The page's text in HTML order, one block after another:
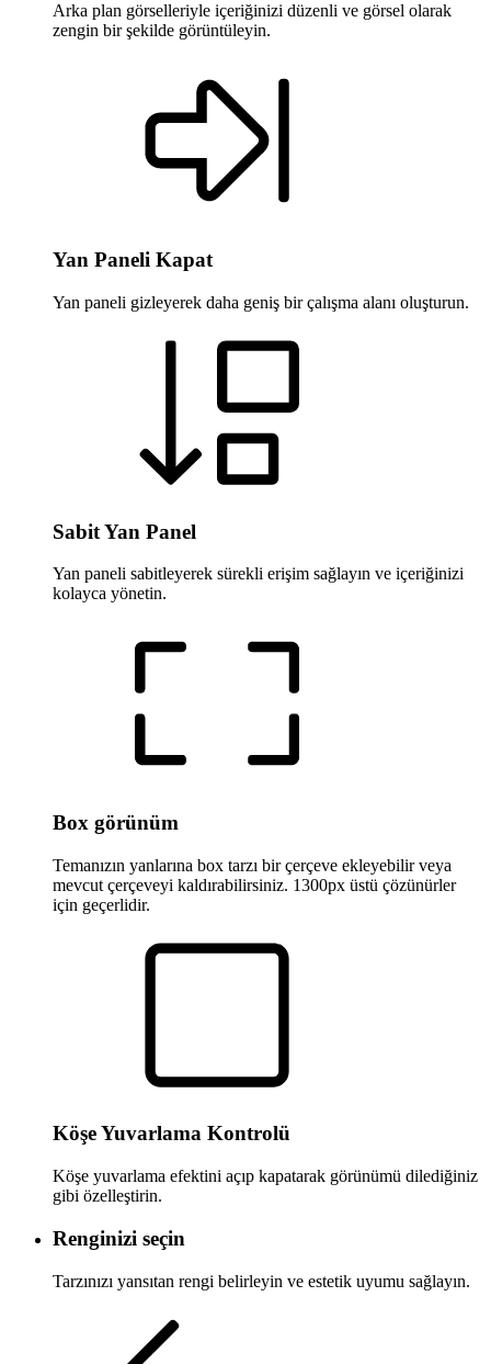
Arka plan görselleriyle içeriğinizi düzenli ve görsel olarak
zengin bir şekilde görüntüleyin.
Yan Paneli Kapat
Yan paneli gizleyerek daha geniş bir çalışma alanı oluşturun.
Sabit Yan Panel
Yan paneli sabitleyerek sürekli erişim sağlayın ve içeriğinizi
kolayca yönetin.
Box görünüm
Temanızın yanlarına box tarzı bir çerçeve ekleyebilir veya
mevcut çerçeveyi kaldırabilirsiniz. 1300px üstü çözünürler
için geçerlidir.
Köşe Yuvarlama Kontrolü
Köşe yuvarlama efektini açıp kapatarak görünümü dilediğiniz
gibi özelleştirin.
Renginizi seçin
Tarzınızı yansıtan rengi belirleyin ve estetik uyumu sağlayın.